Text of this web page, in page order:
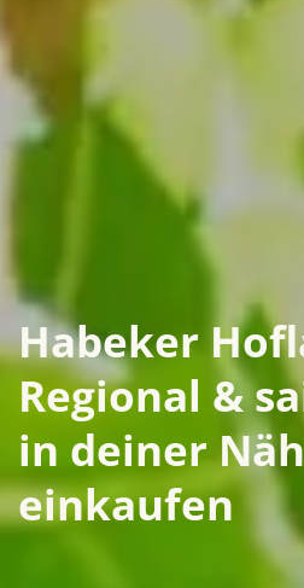
Habeker
Regional &
in deiner
einkaufen